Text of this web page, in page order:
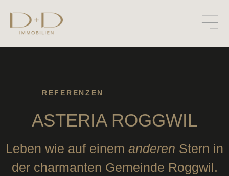
REFERENZEN
ASTERIA ROGGWIL
Leben wie auf einem anderen Stern in
der charmanten Gemeinde Roggwil.